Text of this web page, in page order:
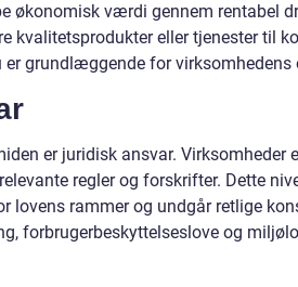
økonomisk værdi gennem rentabel
kvalitetsprodukter eller tjenester til
grundlæggende for virksomhedens
er juridisk ansvar.
regler og forskrifter. Dette
lovens rammer og undgår retlige
forbrugerbeskyttelseslove og